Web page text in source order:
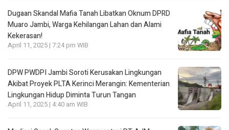
Dugaan Skandal Mafia Tanah Libatkan Oknum DPRD
Muaro Jambi, Warga Kehilangan Lahan dan Alami
Kekerasan!
April 11, 2025 | 7:24 pm WIB
DPW PWDPI Jambi Soroti Kerusakan Lingkungan
Akibat Proyek PLTA Kerinci Merangin: Kementerian
Lingkungan Hidup Diminta Turun Tangan
April 11, 2025 | 4:40 am WIB